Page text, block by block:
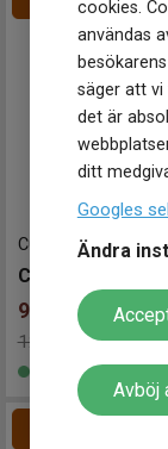
cookies.
användas
säger att
det är
ditt
Googles
Ändra
Avböj
C0384071803700-
9 600 kr
12 000kr-Spara 2
Finns i lager